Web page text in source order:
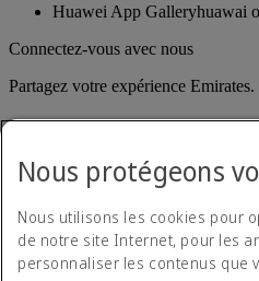
Huawei App Galleryhuawai
Connectez-vous avec nous
Partagez votre expérience Emirates.
Nous protégeons
Nous utilisons les cookies pour
de notre site Internet, pour les
personnaliser les contenus que